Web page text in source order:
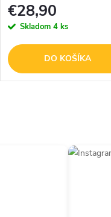
€28,90
Skladom 4 ks
DO KOŠÍKA